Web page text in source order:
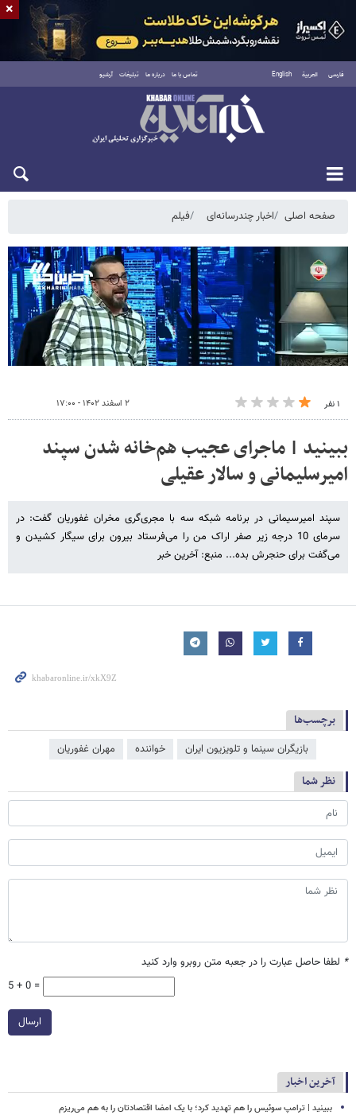
فارسی العربية English تماس با ما درباره ما تبلیغات آرشیو
جمعه ۱۶ مرداد ۱۴۰۵
صفحه اصلی اخبار چندرسانه‌ای فیلم
۱ نفر ۲ اسفند ۱۴۰۲ - ۱۷:۰۰
ببینید | ماجرای عجیب هم‌خانه شدن سپند
امیرسلیمانی و سالار عقیلی
سپند امیرسیمانی در برنامه شبکه سه با مجری‌گری مخران غفوریان گفت: در
سرمای 10 درجه زیر صفر اراک من را می‌فرستاد بیرون برای سیگار کشیدن و
می‌گفت برای حنجرش بده... منبع: آخرین خبر
برچسب‌ها
بازیگران سینما و تلویزیون ایران خواننده مهران غفوریان
نظر شما
* لطفا حاصل عبارت را در جعبه متن روبرو وارد کنید
5 + 0 =
ارسال
آخرین اخبار
ببینید | ترامپ سوئیس را هم تهدید کرد؛ با یک امضا اقتصادتان را به هم می‌ریزم
×